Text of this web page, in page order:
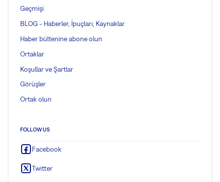
Geçmişi
BLOG - Haberler, İpuçları, Kaynaklar
Haber bültenine abone olun
Ortaklar
Koşullar ve Şartlar
Görüşler
Ortak olun
FOLLOW US
Facebook
Twitter